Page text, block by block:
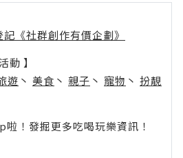
記《社群創作有價企劃》
動 】
遊 丶 美食 丶 親子 丶 寵物 丶 扮靚
！發掘更多吃喝玩樂資訊！